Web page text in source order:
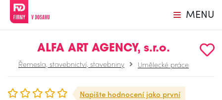
MENU
ALFA ART AGENCY, s.r.o.
Řemesla, stavebnictví, stavebniny Umělecké práce
Napište hodnocení jako první